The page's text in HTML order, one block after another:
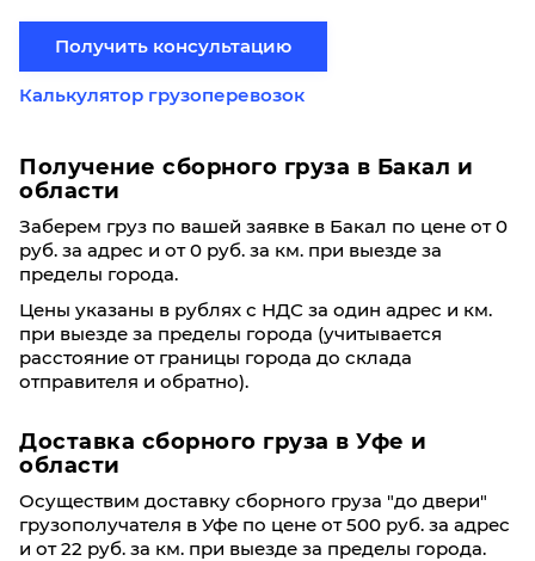
Получить консультацию
Калькулятор грузоперевозок
Получение сборного груза в Бакал и
области
Заберем груз по вашей заявке в Бакал по цене от 0
руб. за адрес и от 0 руб. за км. при выезде за
пределы города.
Цены указаны в рублях с НДС за один адрес и км.
при выезде за пределы города (учитывается
расстояние от границы города до склада
отправителя и обратно).
Доставка сборного груза в Уфе и
области
Осуществим доставку сборного груза "до двери"
грузополучателя в Уфе по цене от 500 руб. за адрес
и от 22 руб. за км. при выезде за пределы города.